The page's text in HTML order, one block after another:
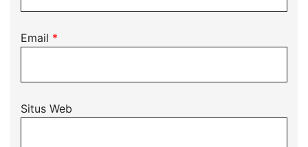
Email *
Situs Web